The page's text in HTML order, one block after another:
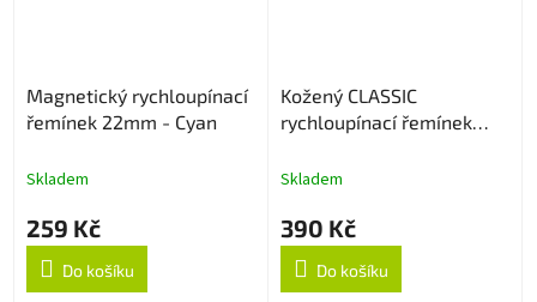
Magnetický rychloupínací
řemínek 22mm - Cyan
Skladem
259 Kč
Do košíku
Kožený CLASSIC
rychloupínací řemínek
Skladem
390 Kč
Do košíku